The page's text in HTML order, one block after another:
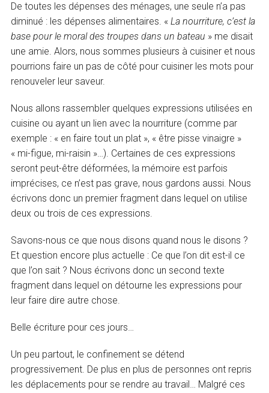
De toutes les dépenses des ménages, une seule n’a pas
diminué : les dépenses alimentaires. «La nourriture, c’est la
base pour le moral des troupes dans un bateau » me disait
une amie. Alors, nous sommes plusieurs à cuisiner et nous
pourrions faire un pas de côté pour cuisiner les mots pour
renouveler leur saveur.
Nous allons rassembler quelques expressions utilisées en
cuisine ou ayant un lien avec la nourriture (comme par
exemple : « en faire tout un plat », « être pisse vinaigre »
« mi-figue, mi-raisin »…). Certaines de ces expressions
seront peut-être déformées, la mémoire est parfois
imprécises, ce n’est pas grave, nous gardons aussi. Nous
écrivons donc un premier fragment dans lequel on utilise
deux ou trois de ces expressions.
Savons-nous ce que nous disons quand nous le disons ?
Et question encore plus actuelle : Ce que l’on dit est-il ce
que l’on sait ? Nous écrivons donc un second texte
fragment dans lequel on détourne les expressions pour
leur faire dire autre chose.
Belle écriture pour ces jours…
Un peu partout, le confinement se détend
progressivement. De plus en plus de personnes ont repris
les déplacements pour se rendre au travail… Malgré ces